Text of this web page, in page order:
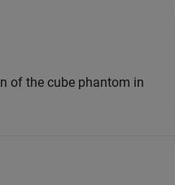
of the cube phantom in